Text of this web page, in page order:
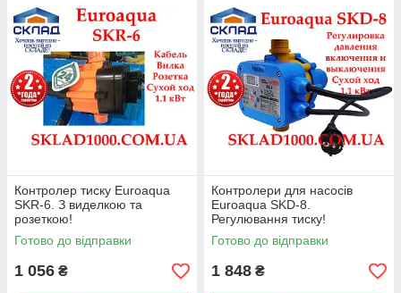
Контролер тиску Euroaqua
SKR-6. З виделкою та
розеткою!
Готово до відправки
1 056 ₴
Контролери для насосів
Euroaqua SKD-8.
Регулювання тиску!
Готово до відправки
1 848 ₴